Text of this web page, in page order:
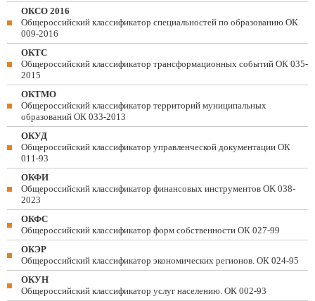
ОКСО 2016
Общероссийский классификатор специальностей по образованию ОК
009-2016
ОКТС
Общероссийский классификатор трансформационных событий ОК 035-
2015
ОКТМО
Общероссийский классификатор территорий муниципальных
образований ОК 033-2013
ОКУД
Общероссийский классификатор управленческой документации ОК
011-93
ОКФИ
Общероссийский классификатор финансовых инструментов OK 038-
2023
ОКФС
Общероссийский классификатор форм собственности ОК 027-99
ОКЭР
Общероссийский классификатор экономических регионов. ОК 024-95
ОКУН
Общероссийский классификатор услуг населению. ОК 002-93